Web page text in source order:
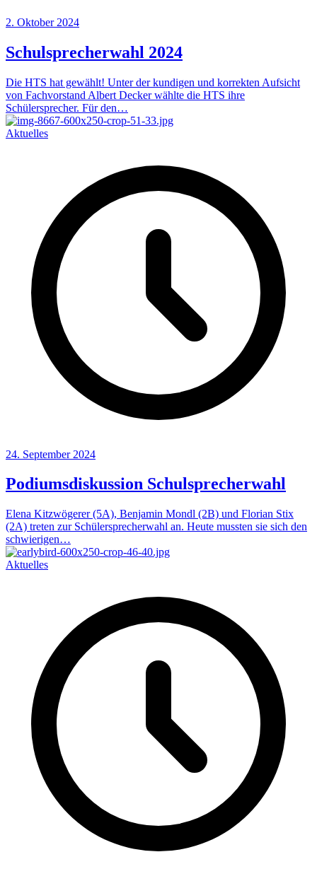
2. Oktober 2024
Schulsprecherwahl 2024
Die HTS hat gewählt! Unter der kundigen und korrekten Aufsicht
von Fachvorstand Albert Decker wählte die HTS ihre
Schülersprecher. Für den…
Aktuelles
24. September 2024
Podiumsdiskussion Schulsprecherwahl
Elena Kitzwögerer (5A), Benjamin Mondl (2B) und Florian Stix
(2A) treten zur Schülersprecherwahl an. Heute mussten sie sich den
schwierigen…
Aktuelles